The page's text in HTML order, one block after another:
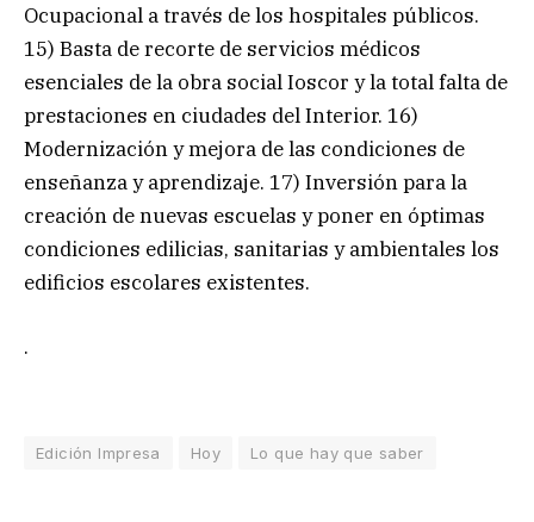
Ocupacional a través de los hospitales públicos.
15) Basta de recorte de servicios médicos
esenciales de la obra social Ioscor y la total falta de
prestaciones en ciudades del Interior. 16)
Modernización y mejora de las condiciones de
enseñanza y aprendizaje. 17) Inversión para la
creación de nuevas escuelas y poner en óptimas
condiciones edilicias, sanitarias y ambientales los
edificios escolares existentes.
.
Edición Impresa Hoy Lo que hay que saber